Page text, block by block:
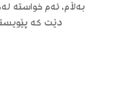
بەڵام، ئەم خواستە
دێت کە